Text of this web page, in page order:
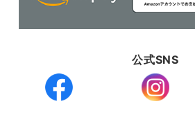
公式SNS